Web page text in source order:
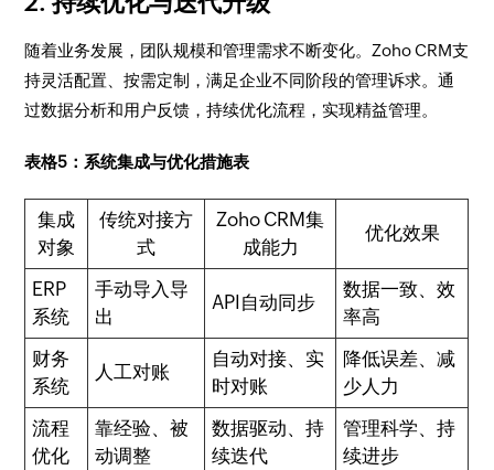
随着业务发展，团队规模和管理需求不断变化。Zoho CRM支
持灵活配置、按需定制，满足企业不同阶段的管理诉求。通
过数据分析和用户反馈，持续优化流程，实现精益管理。
表格5：系统集成与优化措施表
集成
对象
传统对接方
式
Zoho CRM集
成能力
优化效果
ERP
系统
手动导入导
出
API自动同步
数据一致、效
率高
财务
系统
人工对账
自动对接、实
时对账
降低误差、减
少人力
流程
优化
靠经验、被
动调整
数据驱动、持
续迭代
管理科学、持
续进步